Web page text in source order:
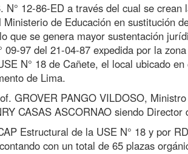
12-86-ED a través del cual se crean
de Educación en sustitución
que se genera mayor sustentación
97 del 21-04-87 expedida por la
N° 18 de Cañete, el local ubicado
de Lima.
GROVER PANGO VILDOSO,
CASAS ASCORNAO siendo Director
Estructural de la USE N° 18 y por
con un total de 65 plazas